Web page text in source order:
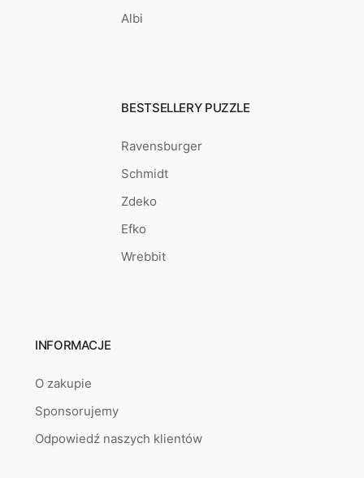
Albi
BESTSELLERY PUZZLE
Ravensburger
Schmidt
Zdeko
Efko
Wrebbit
INFORMACJE
O zakupie
Sponsorujemy
Odpowiedź naszych klientów